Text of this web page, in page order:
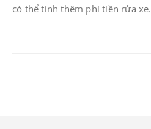
có thể tính thêm phí tiền rửa xe.